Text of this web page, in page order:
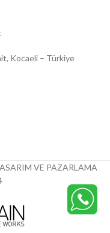
Kocaeli – Türkiye
VE PAZARLAMA